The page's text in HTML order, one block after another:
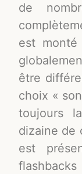
de
est
être
choix «
toujours
dizaine de
est